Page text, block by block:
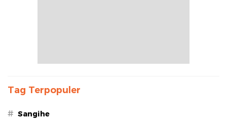
Tag Terpopuler
# Sangihe